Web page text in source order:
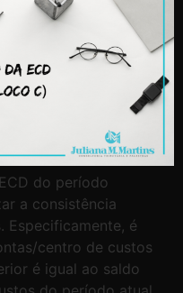
do período
a consistência
Especificamente, é
centro de custos
é igual ao saldo